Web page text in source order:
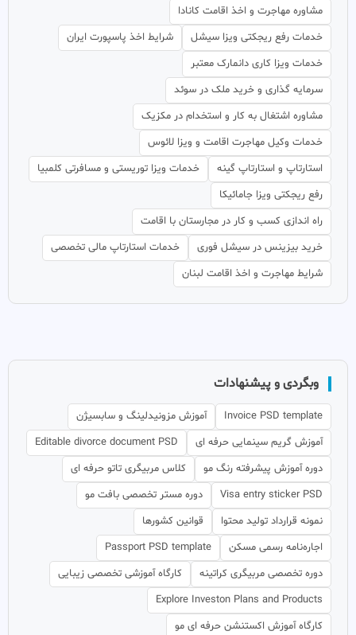
مشاوره مهاجرت و اخذ اقامت کانادا
خدمات رفع ریجکتی ویزا سیشل
شرایط اخذ پاسپورت ایران
خدمات ویزا کاری دانمارک معتبر
سرمایه گذاری و خرید ملک در سوئد
مشاوره اشتغال به کار و استخدام در مکزیک
خدمات وکیل مهاجرت اقامت و ویزا لائوس
استارتاپ و استارتاپ گینه
خدمات ویزا توریستی و مسافرتی کلمبیا
رفع ریجکتی ویزا جامائیکا
راه اندازی کسب و کار در مجارستان با اقامت
خرید بیزینس در سیشل فوری
خدمات استارتاپ مالی تخصصی
شرایط مهاجرت و اخذ اقامت لبنان
وبگردی و پیشنهادات
Invoice PSD template
آموزش مزونیدلینگ و سابسیژن
آموزش گریم سینمایی حرفه ای
Editable divorce document PSD
دوره آموزش پیشرفته رنگ مو
کلاس مربیگری تاتو حرفه ای
Visa entry sticker PSD
دوره مستر تخصصی بافت مو
نمونه قرارداد تولید محتوا
قوانین کشورها
اجاره‌نامه رسمی مسکن
Passport PSD template
دوره تخصصی مربیگری کراتینه
کارگاه آموزشی تخصصی زیبایی
Explore Investon Plans and Products
کارگاه آموزش اکستنشن حرفه ای مو